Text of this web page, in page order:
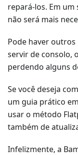
repará-los. Em
não será mais
Pode haver
servir de consolo,
perdendo alguns
Se você deseja
um guia prático em
usar o método
também de
Infelizmente, a